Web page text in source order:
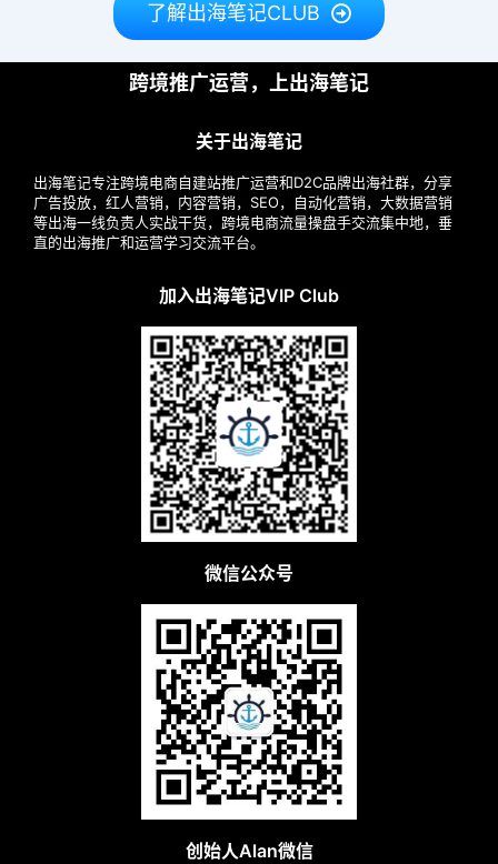
了解出海笔记CLUB
跨境推广运营，上出海笔记
关于出海笔记
出海笔记专注跨境电商自建站推广运营和D2C品牌出海社群，分享
广告投放，红人营销，内容营销，SEO，自动化营销，大数据营销
等出海一线负责人实战干货，跨境电商流量操盘手交流集中地，垂
直的出海推广和运营学习交流平台。
加入出海笔记VIP Club
微信公众号
创始人Alan微信